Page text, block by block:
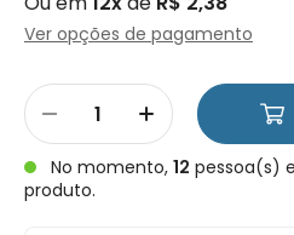
Ver opções de pagamento
No momento, 12 pessoa(s)
produto.